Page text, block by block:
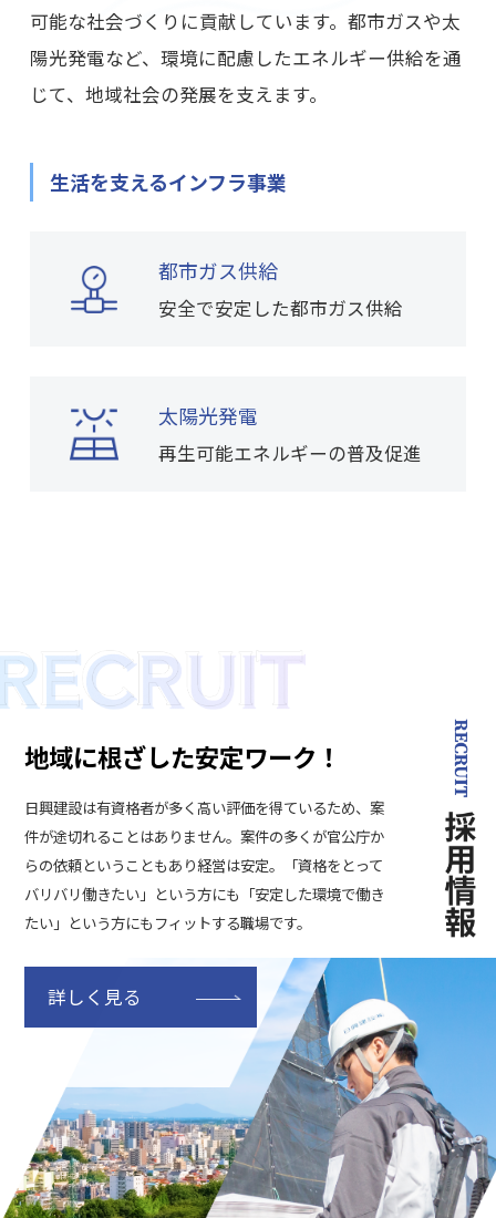
可能な社会づくりに貢献しています。都市ガスや太
陽光発電など、環境に配慮したエネルギー供給を通
じて、地域社会の発展を支えます。
生活を支えるインフラ事業
都市ガス供給
安全で安定した都市ガス供給
太陽光発電
再生可能エネルギーの普及促進
地域に根ざした安定ワーク！
日興建設は有資格者が多く高い評価を得ているため、案
件が途切れることはありません。案件の多くが官公庁か
らの依頼ということもあり経営は安定。「資格をとって
バリバリ働きたい」という方にも「安定した環境で働き
たい」という方にもフィットする職場です。
詳しく見る